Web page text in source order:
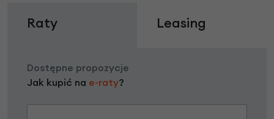
Raty Leasing
Dostępne propozycje
Jak kupić na e-raty?